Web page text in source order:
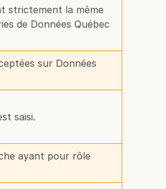
strictement la même
de Données Québec
sur Données
saisi.
ayant pour rôle